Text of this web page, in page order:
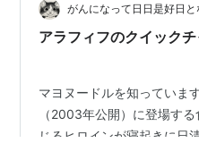
証してみましたので、シェ
で分かるコト ビリーズブー
がんになって日日是好日と
アラフィフのクイック